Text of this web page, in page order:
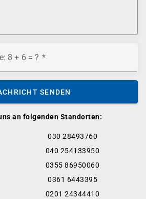
an folgenden Standorten:
030 28493760
040 254133950
0355 86950060
0361 6443395
0201 24344410
8 + 6 = ?
SENDEN